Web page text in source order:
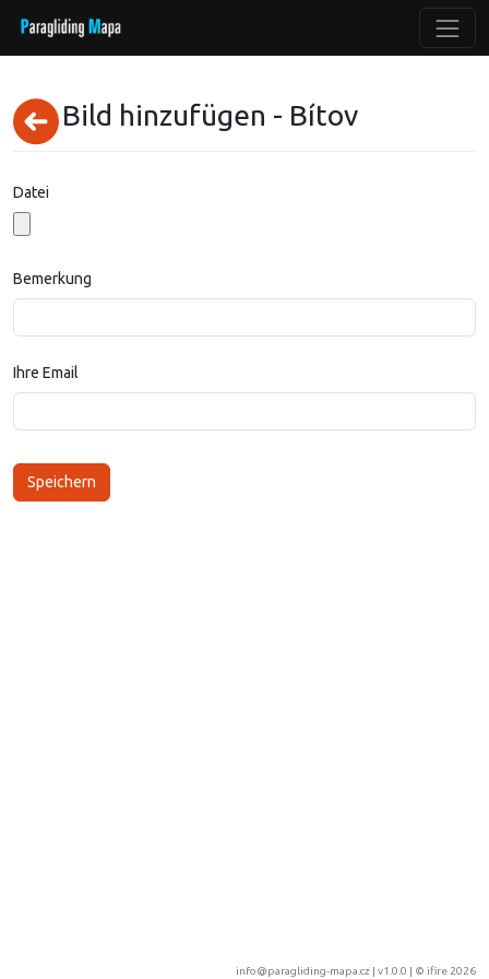
Bild hinzufügen - Bítov
Datei
Bemerkung
Ihre Email
info@paragliding-mapa.cz | v1.0.0 | © ifire 2026